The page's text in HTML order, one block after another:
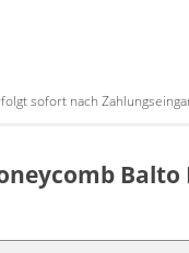
sofort nach